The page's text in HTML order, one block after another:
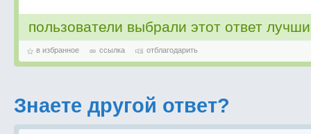
пользователи выбрали этот ответ
в избранное ссылка отблагодарить
Знаете другой ответ?